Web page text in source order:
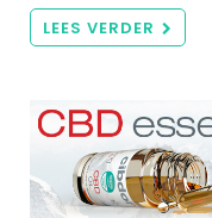
LEES VERDER